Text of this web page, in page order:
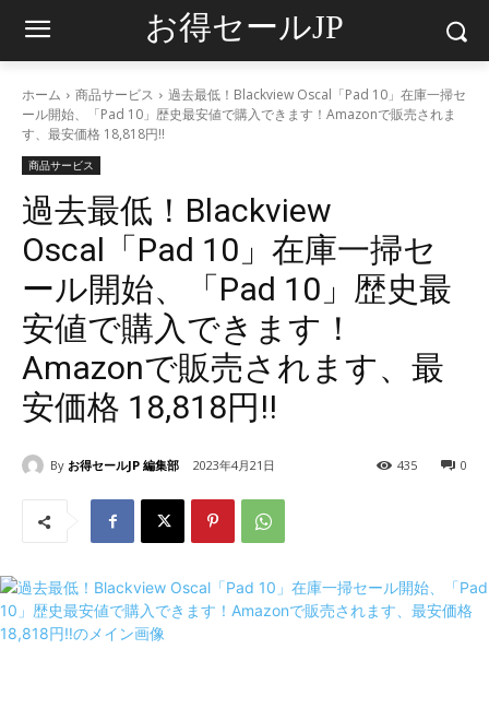
お得セールJP
ホーム 商品サービス
過去最低！Blackview Oscal「Pad 10」在庫一掃セ
ール開始、「Pad 10」歴史最安値で購入できます！Amazonで販売されま
す、最安価格 18,818円‼
商品サービス
過去最低！Blackview
Oscal「Pad 10」在庫一掃セ
ール開始、「Pad 10」歴史最
安値で購入できます！
Amazonで販売されます、最
安価格 18,818円‼
By お得セールJP 編集部 2023年4月21日 0
435